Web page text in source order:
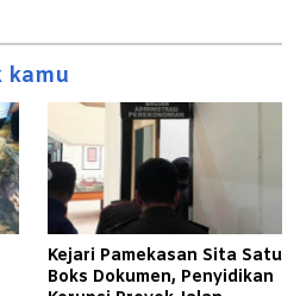
kamu
Kejari Pamekasan Sita Satu
Boks Dokumen, Penyidikan